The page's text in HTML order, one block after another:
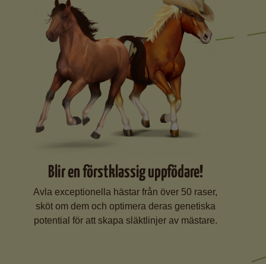
Blir en förstklassig uppfödare!
Avla exceptionella hästar från över 50 raser,
sköt om dem och optimera deras genetiska
potential för att skapa släktlinjer av mästare.